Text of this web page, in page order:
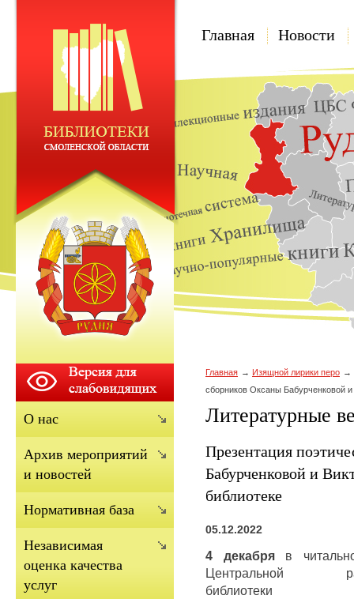
Главная Новости
Главная
Изящной лирики перо
сборников Оксаны Бабурченковой
Литературные
Презентация
Бабурченковой и
библиотеке
05.12.2022
4 декабряв
Центральной
библиотеки
О нас
Архив мероприятий
и новостей
Нормативная база
Независимая
оценка качества
услуг